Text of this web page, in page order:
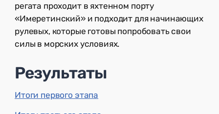
регата проходит в яхтенном порту
«Имеретинский» и подходит для начинающих
рулевых, которые готовы попробовать свои
силы в морских условиях.
Результаты
Итоги первого этапа